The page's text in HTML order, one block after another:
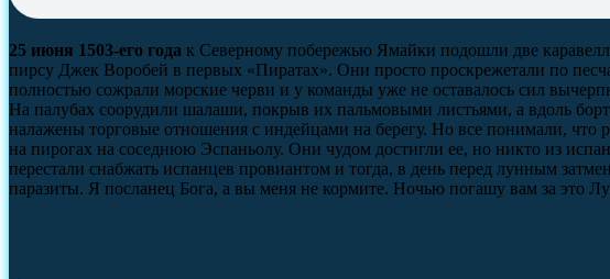
25 июня 1503-его года к Северному побережью Ямайки подошли две
пирсу Джек Воробей в первых «Пиратах». Они просто проскрежетали по
полностью сожрали морские черви и у команды уже не оставалось сил
На палубах соорудили шалаши, покрыв их пальмовыми листьями, а вдоль
налажены торговые отношения с индейцами на берегу. Но все понимали,
на пирогах на соседнюю Эспаньолу. Они чудом достигли ее, но никто из
перестали снабжать испанцев провиантом и тогда, в день перед лунным
паразиты. Я посланец Бога, а вы меня не кормите. Ночью погашу вам за это